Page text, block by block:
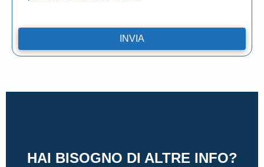
HAI BISOGNO DI ALTRE INFO?